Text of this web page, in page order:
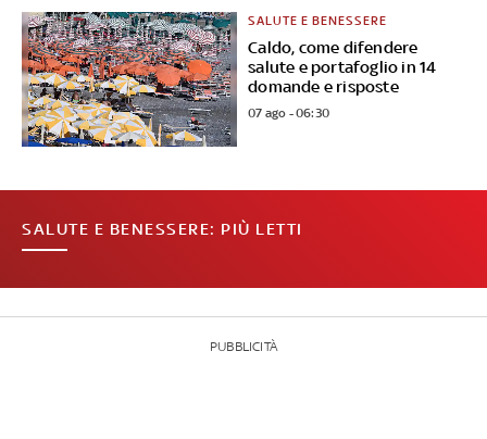
Caldo, come difendere
salute e portafoglio in 14
domande e risposte
SALUTE E BENESSERE
07 ago - 06:30
SALUTE E BENESSERE: PIÙ LETTI
PUBBLICITÀ